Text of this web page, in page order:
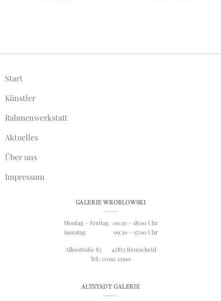
Start
Künstler
Rahmenwerkstatt
Aktuelles
Über uns
Impressum
GALERIE WROBLOWSKI
Montag – Freitag 09:30 – 18:00 Uhr
Samstag 09:30 – 15:00 Uhr
Alleestraße 83 42853 Remscheid
Tel.: 02191 25910
ALTSTADT GALERIE